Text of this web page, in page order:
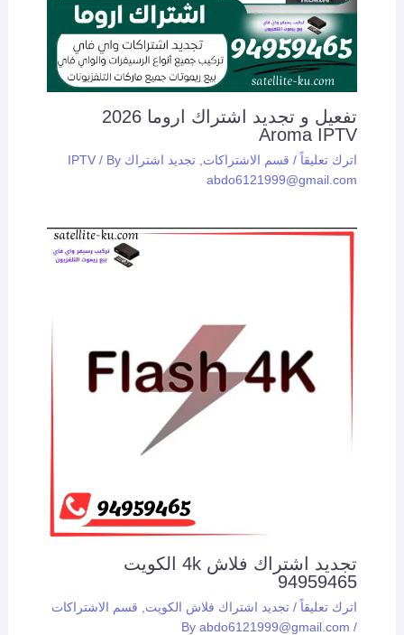
تفعيل و تجديد اشتراك اروما 2026
Aroma IPTV
اترك تعليقاً / قسم الاشتراكات تجديد اشتراك IPTV / By
abdo6121999@gmail.com
تجديد اشتراك فلاش 4k الكويت
94959465
اترك تعليقاً / تجديد اشتراك فلاش الكويت
قسم الاشتراكات
/ By
abdo6121999@gmail.com